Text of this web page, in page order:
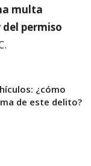
multa
permiso
¿cómo
de este delito?